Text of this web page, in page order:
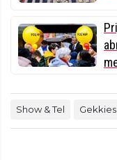
Show & Tel Gekkies